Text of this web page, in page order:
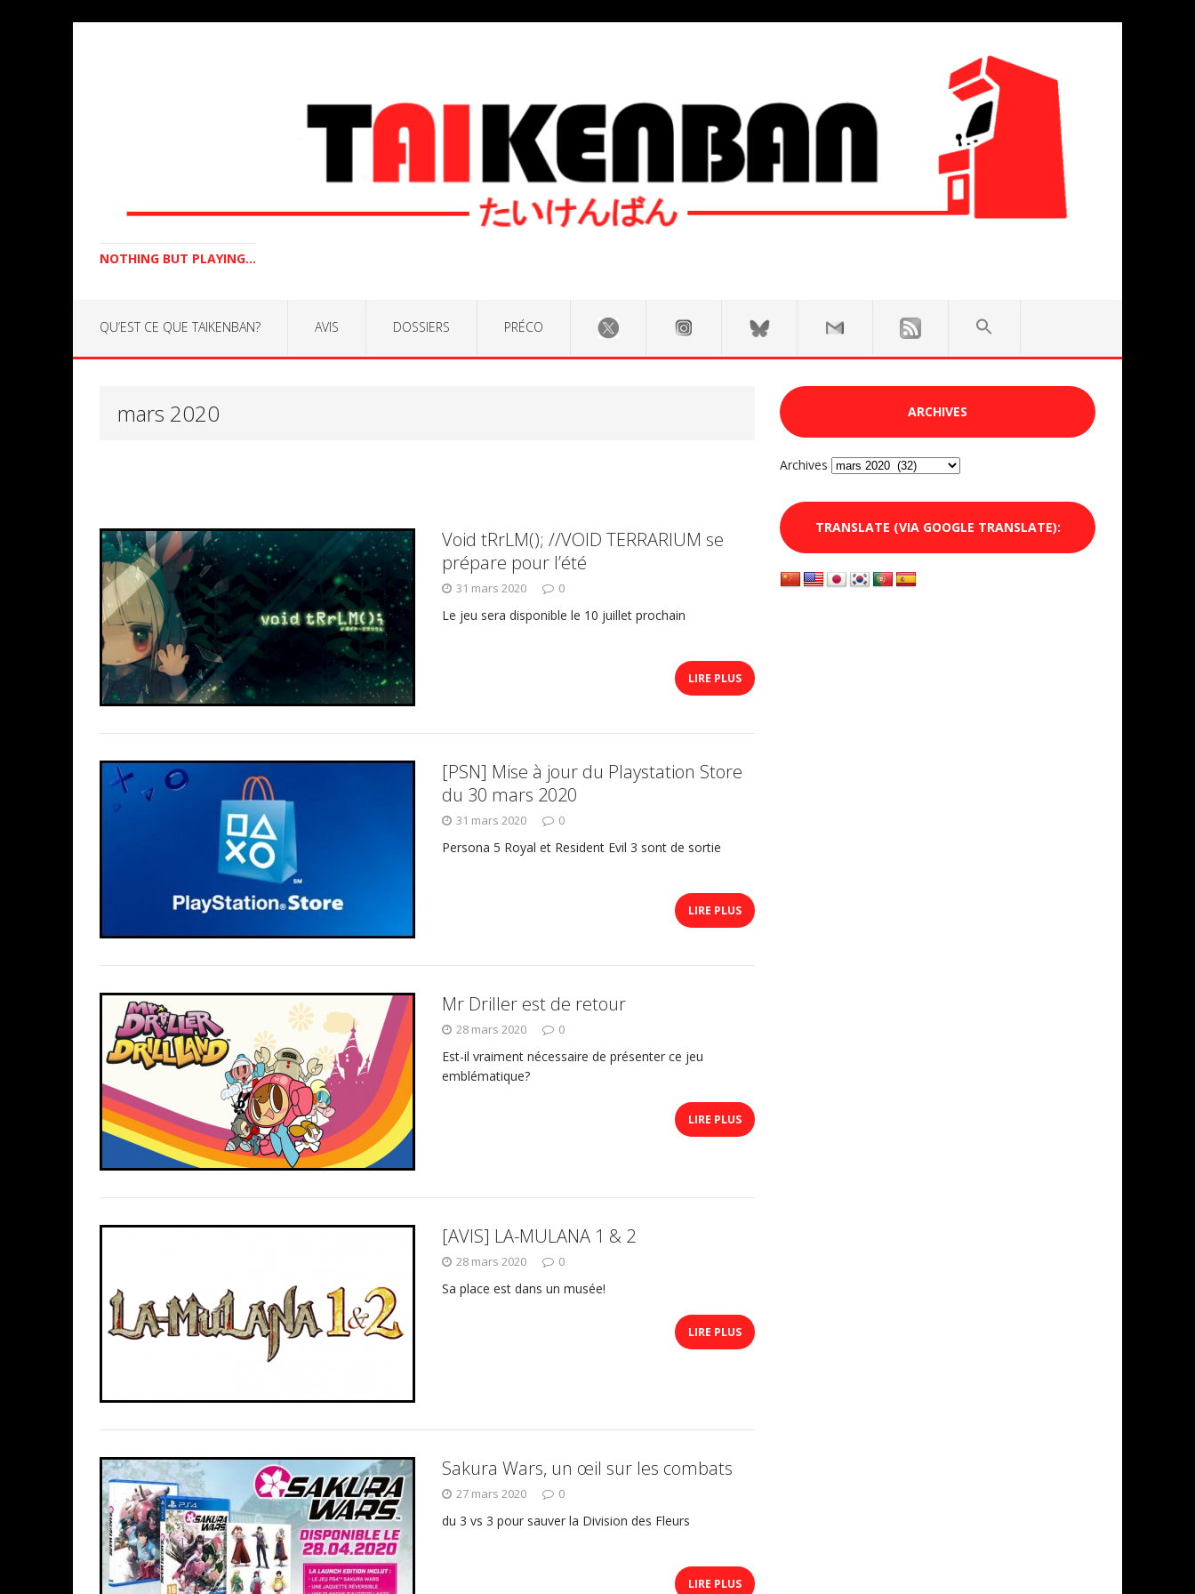
NOTHING BUT PLAYING...
QU’EST CE QUE TAIKENBAN? AVIS DOSSIERS PRÉCO
mars 2020
Void tRrLM(); //VOID TERRARIUM se
prépare pour l’été
31 mars 2020 0
Le jeu sera disponible le 10 juillet prochain
LIRE PLUS
[PSN] Mise à jour du Playstation Store
du 30 mars 2020
31 mars 2020 0
Persona 5 Royal et Resident Evil 3 sont de sortie
LIRE PLUS
Mr Driller est de retour
28 mars 2020 0
Est-il vraiment nécessaire de présenter ce jeu
emblématique?
LIRE PLUS
[AVIS] LA-MULANA 1 & 2
28 mars 2020 0
Sa place est dans un musée!
LIRE PLUS
Sakura Wars, un œil sur les combats
27 mars 2020 0
du 3 vs 3 pour sauver la Division des Fleurs
LIRE PLUS
ARCHIVES
Archives
TRANSLATE (VIA GOOGLE TRANSLATE):